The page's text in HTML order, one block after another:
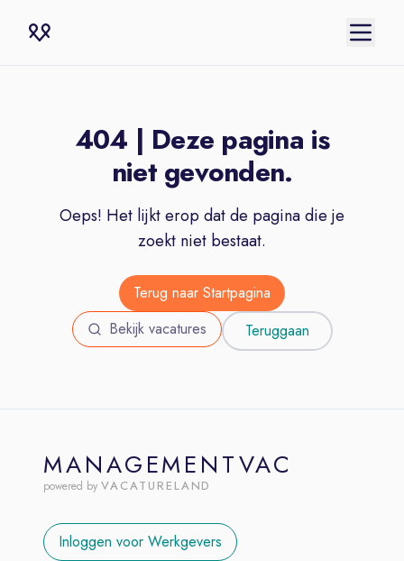
404 | Deze pagina is
niet gevonden.
Oeps! Het lijkt erop dat de pagina die je
zoekt niet bestaat.
Terug naar Startpagina
Bekijk vacatures
Teruggaan
MANAGEMENTVAC
powered by VACATURELAND
Inloggen voor Werkgevers